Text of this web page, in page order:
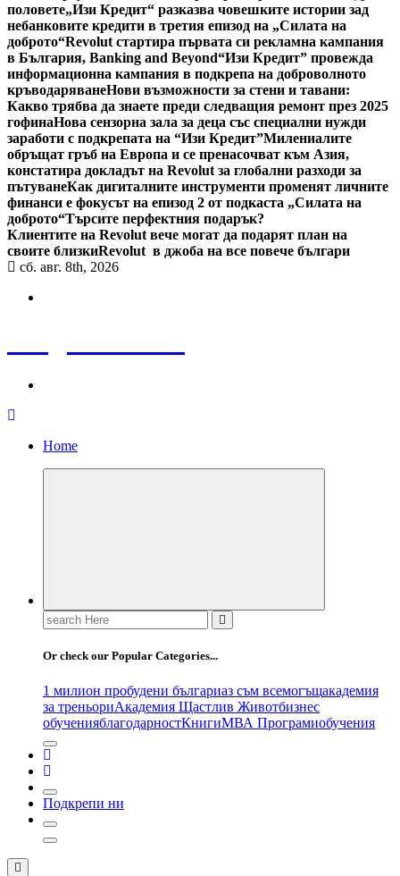
половете„Изи Кредит“ разказва човешките истории зад
небанковите кредити в третия епизод на „Силата на
доброто“Revolut стартира първата си рекламна кампания
в България, Banking and Beyond“Изи Кредит” провежда
информационна кампания в подкрепа на доброволното
кръводаряванеНови възможности за стени и тавани:
Какво трябва да знаете преди следващия ремонт през 2025
гофинаНова сензорна зала за деца със специални нужди
заработи с подкрепата на “Изи Кредит”Милениалите
обръщат гръб на Европа и се пренасочват към Азия,
констатира докладът на Revolut за глобални разходи за
пътуванеКак дигиталните инструменти променят личните
финанси е фокусът на епизод 2 от подкаста „Силата на
доброто“Търсите перфектния подарък?
Клиентите на Revolut вече могат да подарят план на
своите близкиRevolut в джоба на все повече българи
сб. авг. 8th, 2026
Home
Search
for:
Or check our Popular Categories...
1 милион пробудени българиаз съм всемогъщакадемия
за треньориАкадемия Щастлив Животбизнес
обученияблагодарностКнигиМВА Програмиобучения
Подкрепи ни